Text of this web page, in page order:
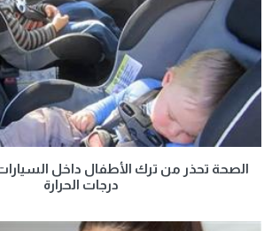
الصحة تحذر من ترك الأطفال داخل
درجات الحرارة